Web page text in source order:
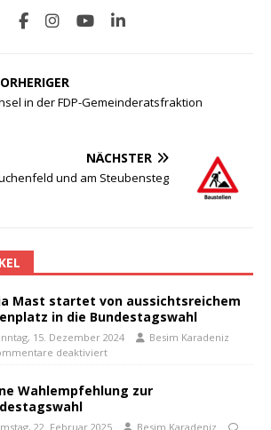
in der FDP-Gemeinderatsfraktion
NÄCHSTER
und am Steubensteg
Mast startet von aussichtsreichem
in die Bundestagswahl
15. Dezember 2024
Besim Karadeniz
deaktiviert
Wahlempfehlung zur
22. Februar 2025 Besim Karadeniz